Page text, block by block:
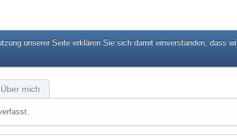
unserer Seite erklären Sie sich damit einverstanden, dass
Über mich